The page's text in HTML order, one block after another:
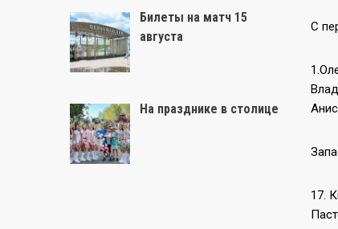
С
17.
Билеты на матч 15
августа
На празднике в столице